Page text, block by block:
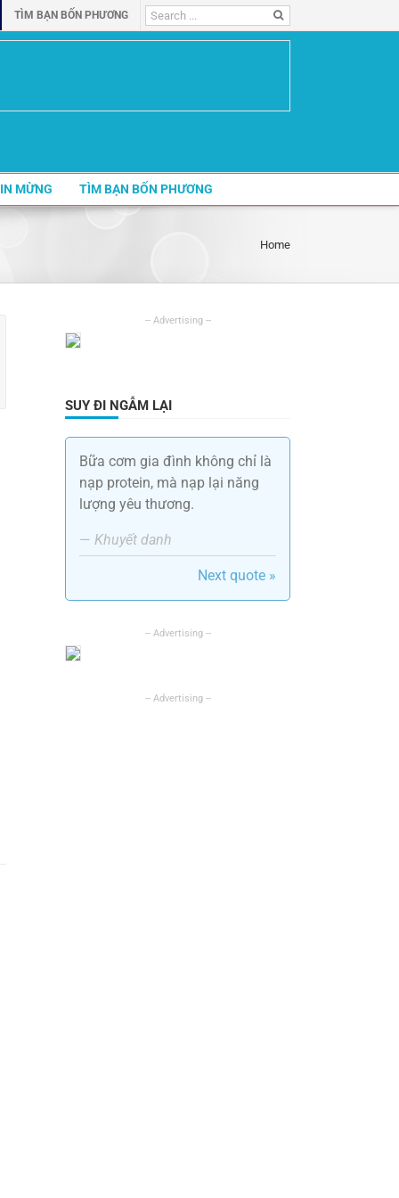
TÌM BẠN BỐN PHƯƠNG
Search
for:
MỪNG TÌM BẠN BỐN PHƯƠNG
Home
SUY ĐI NGẪM LẠI
Bữa cơm gia đình không chỉ là
nạp protein, mà nạp lại năng
lượng yêu thương.
— Khuyết danh
Next quote »